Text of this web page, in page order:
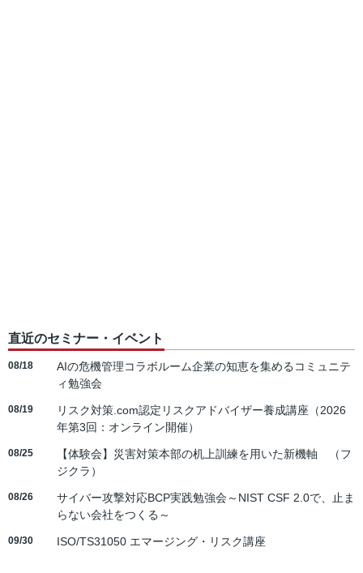
直近のセミナー・イベント
08/18
AIの危機管理コラボルーム企業の知恵を集めるコミュニテ
ィ勉強会
08/19
リスク対策.com認定リスクアドバイザー養成講座（2026
年第3回：オンライン開催）
08/25
【体験会】災害対策本部の机上訓練を用いた新機軸 （フ
ジクラ）
08/26
サイバー攻撃対応BCP実践勉強会～NIST CSF 2.0で、止ま
らない会社をつくる～
09/30 ISO/TS31050 エマージング・リスク講座